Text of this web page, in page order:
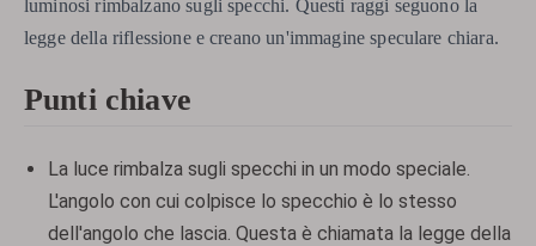
luminosi rimbalzano sugli specchi. Questi raggi seguono la
legge della riflessione e creano un'immagine speculare chiara.
Punti chiave
La luce rimbalza sugli specchi in un modo speciale.
L'angolo con cui colpisce lo specchio è lo stesso
dell'angolo che lascia. Questa è chiamata la legge della